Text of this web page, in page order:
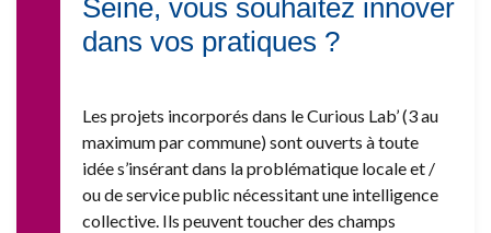
Seine, vous souhaitez innover
dans vos pratiques ?
Les projets incorporés dans le Curious Lab’ (3 au
maximum par commune) sont ouverts à toute
idée s’insérant dans la problématique locale et /
ou de service public nécessitant une intelligence
collective. Ils peuvent toucher des champs